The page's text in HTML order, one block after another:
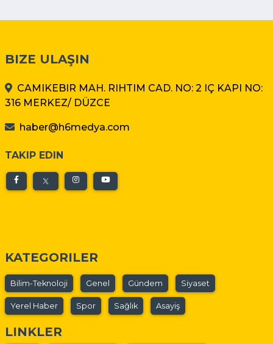
BIZE ULAŞIN
CAMIKEBIR MAH. RIHTIM CAD. NO: 2 IÇ KAPI NO:
316 MERKEZ/ DÜZCE
haber@h6medya.com
TAKIP EDIN
KATEGORILER
Bilim-Teknoloji Genel Gündem Siyaset
Yerel Haber Spor Sağlık Asayiş
LINKLER